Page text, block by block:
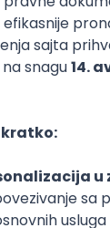
ispita